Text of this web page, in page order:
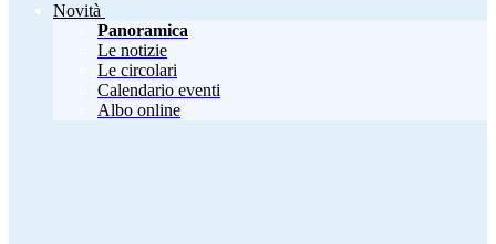
Novità
Panoramica
Le notizie
Le circolari
Calendario eventi
Albo online